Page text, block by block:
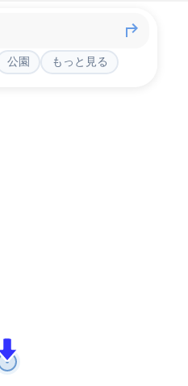
公園 もっと見る